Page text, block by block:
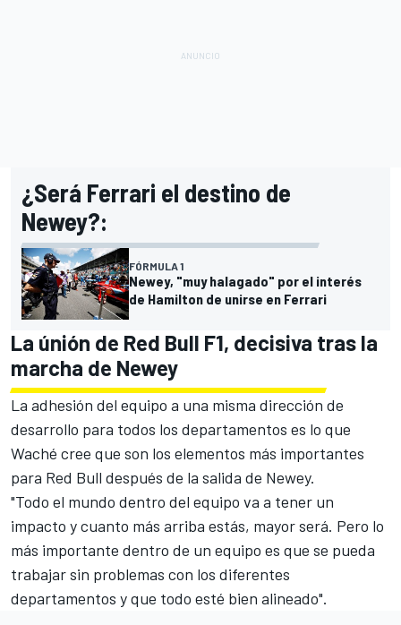
¿Será Ferrari el destino de
Newey?:
FÓRMULA 1
Newey, "muy halagado" por el interés
de Hamilton de unirse en Ferrari
La únión de Red Bull F1, decisiva tras la
marcha de Newey
La adhesión del equipo a una misma dirección de
desarrollo para todos los departamentos es lo que
Waché cree que son los elementos más importantes
para Red Bull después de la salida de Newey.
"Todo el mundo dentro del equipo va a tener un
impacto y cuanto más arriba estás, mayor será. Pero lo
más importante dentro de un equipo es que se pueda
trabajar sin problemas con los diferentes
departamentos y que todo esté bien alineado".